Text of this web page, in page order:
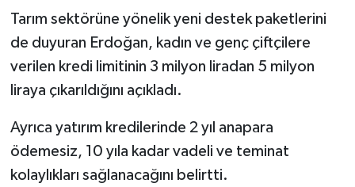
Tarım sektörüne yönelik yeni destek paketlerini
de duyuran Erdoğan, kadın ve genç çiftçilere
verilen kredi limitinin 3 milyon liradan 5 milyon
liraya çıkarıldığını açıkladı.
Ayrıca yatırım kredilerinde 2 yıl anapara
ödemesiz, 10 yıla kadar vadeli ve teminat
kolaylıkları sağlanacağını belirtti.